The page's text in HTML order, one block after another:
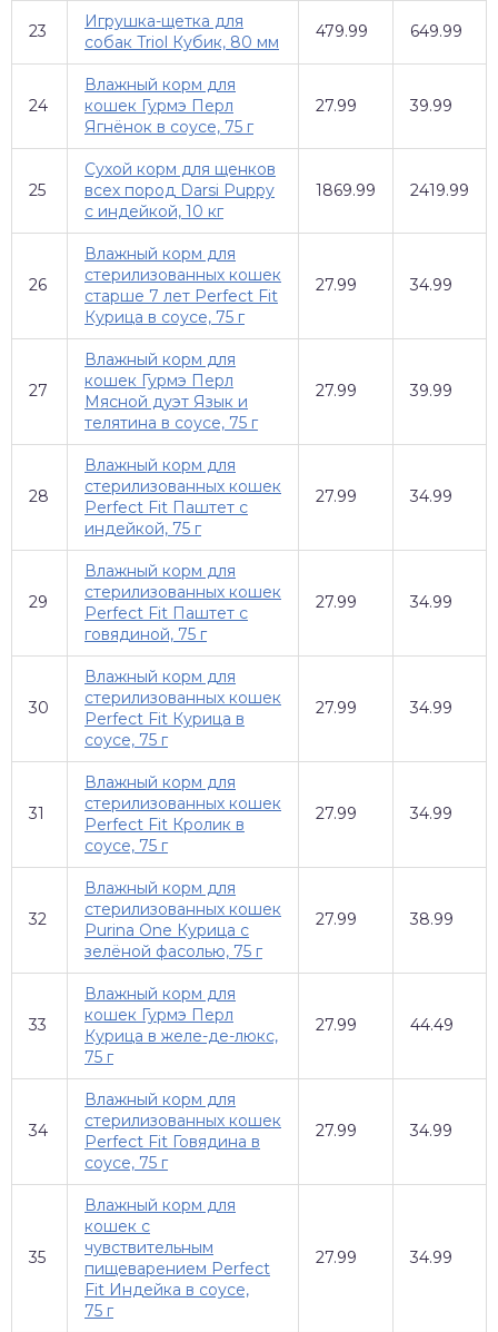
23
Игрушка-щетка для
собак Triol Кубик, 80 мм
479.99 649.99
24
Влажный корм для
кошек Гурмэ Перл
Ягнёнок в соусе, 75 г
27.99 39.99
25
Сухой корм для щенков
всех пород Darsi Puppy
с индейкой, 10 кг
1869.99 2419.99
26
Влажный корм для
стерилизованных кошек
старше 7 лет Perfect Fit
Курица в соусе, 75 г
27.99 34.99
27
Влажный корм для
кошек Гурмэ Перл
Мясной дуэт Язык и
телятина в соусе, 75 г
27.99 39.99
28
Влажный корм для
стерилизованных кошек
Perfect Fit Паштет с
индейкой, 75 г
27.99 34.99
29
Влажный корм для
стерилизованных кошек
Perfect Fit Паштет с
говядиной, 75 г
27.99 34.99
30
Влажный корм для
стерилизованных кошек
Perfect Fit Курица в
соусе, 75 г
27.99 34.99
31
Влажный корм для
стерилизованных кошек
Perfect Fit Кролик в
соусе, 75 г
27.99 34.99
32
Влажный корм для
стерилизованных кошек
Purina One Курица с
зелёной фасолью, 75 г
27.99 38.99
33
Влажный корм для
кошек Гурмэ Перл
Курица в желе-де-люкс,
75 г
27.99 44.49
34
Влажный корм для
стерилизованных кошек
Perfect Fit Говядина в
соусе, 75 г
27.99 34.99
35
Влажный корм для
кошек с
чувствительным
пищеварением Perfect
Fit Индейка в соусе,
75 г
27.99 34.99